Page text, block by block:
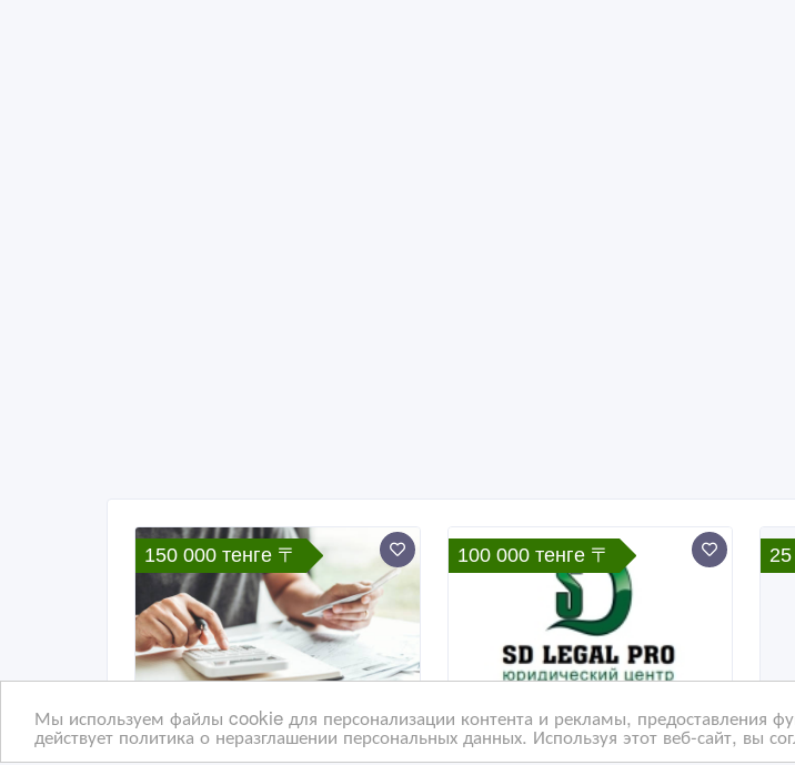
Мы используем файлы cookie для персонализации контента и рекламы, предоставления
действует политика о неразглашении персональных данных. Используя этот веб-сайт, вы
150 000 тенге 〒 100 000 тенге 〒 25